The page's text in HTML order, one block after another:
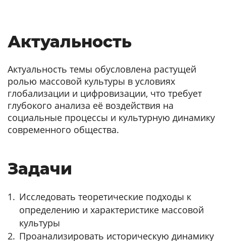
Актуальность
Актуальность темы обусловлена растущей
ролью массовой культуры в условиях
глобализации и цифровизации, что требует
глубокого анализа её воздействия на
социальные процессы и культурную динамику
современного общества.
Задачи
Исследовать теоретические подходы к
определению и характеристике массовой
культуры
Проанализировать историческую динамику